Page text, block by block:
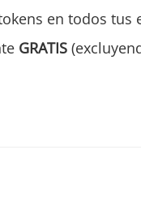
en todos tus
GRATIS